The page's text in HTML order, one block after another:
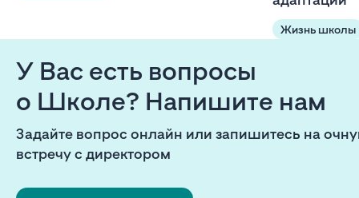
Жизнь школы
У Вас есть вопросы
о Школе? Напишите нам
Задайте вопрос онлайн или запишитесь на
встречу с директором